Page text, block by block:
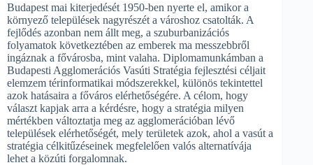
Budapest mai kiterjedését 1950-ben nyerte el, amikor a
környező települések nagyrészét a városhoz csatolták. A
fejlődés azonban nem állt meg, a szuburbanizációs
folyamatok következtében az emberek ma messzebbről
ingáznak a fővárosba, mint valaha. Diplomamunkámban a
Budapesti Agglomerációs Vasúti Stratégia fejlesztési céljait
elemzem térinformatikai módszerekkel, különös tekintettel
azok hatásaira a főváros elérhetőségére. A célom, hogy
választ kapjak arra a kérdésre, hogy a stratégia milyen
mértékben változtatja meg az agglomerációban lévő
települések elérhetőségét, mely területek azok, ahol a vasút a
stratégia célkitűzéseinek megfelelően valós alternatívája
lehet a közúti forgalomnak.